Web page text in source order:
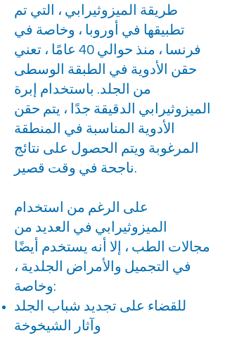
طريقة الميزوثيرابي ، التي تم
تطبيقها في أوروبا ، وخاصة في
فرنسا ، منذ حوالي 40 عامًا ، تعني
حقن الأدوية في الطبقة الوسطى
من الجلد. باستخدام إبرة
الميزوثيرابي الدقيقة جدًا ، يتم حقن
الأدوية المناسبة في المنطقة
المرغوبة ويتم الحصول على نتائج
ناجحة في وقت قصير.
على الرغم من استخدام
الميزوثيرابي في العديد من
مجالات الطب ، إلا أنه يستخدم أيضًا
في التجميل والأمراض الجلدية ،
وخاصة:
للقضاء على تجديد شباب الجلد
وآثار الشيخوخة